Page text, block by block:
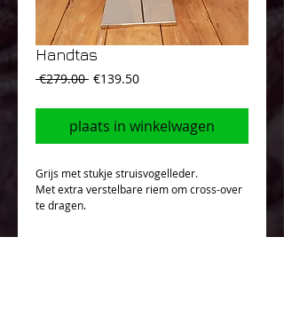
Handtas
€279.00 Normale
€139.50Verkoopprijs
plaats in winkelwagen
Grijs met stukje struisvogelleder.
Met extra verstelbare riem om cross-over
te dragen.